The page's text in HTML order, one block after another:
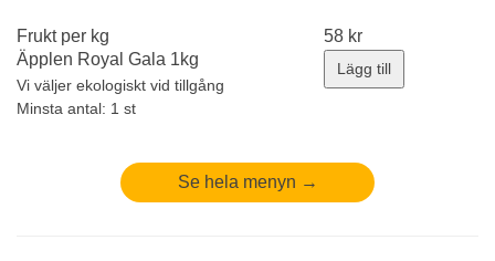
Frukt per kg
Äpplen Royal Gala 1kg
Vi väljer ekologiskt vid tillgång
Minsta antal: 1 st
58 kr
Lägg till
Se hela menyn →